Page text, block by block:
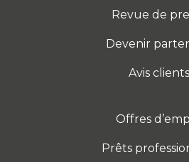
Revue de
Devenir
Avis clients
Offres
Prêts